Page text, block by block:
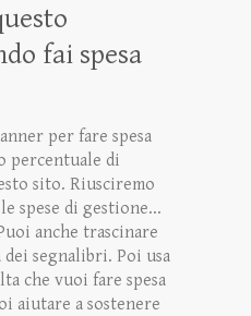
fai spesa
per fare spesa
percentuale di
sito. Riusciremo
spese di gestione...
anche trascinare
segnalibri. Poi usa
che vuoi fare spesa
aiutare a sostenere